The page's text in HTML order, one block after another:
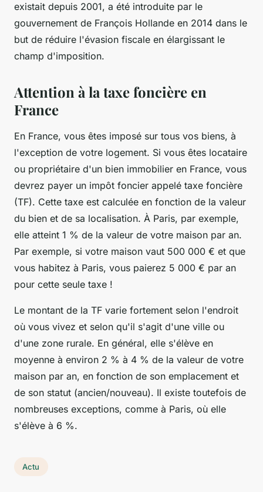
existait depuis 2001, a été introduite par le
gouvernement de François Hollande en 2014 dans le
but de réduire l'évasion fiscale en élargissant le
champ d'imposition.
Attention à la taxe foncière en
France
En France, vous êtes imposé sur tous vos biens, à
l'exception de votre logement. Si vous êtes locataire
ou propriétaire d'un bien immobilier en France, vous
devrez payer un impôt foncier appelé taxe foncière
(TF). Cette taxe est calculée en fonction de la valeur
du bien et de sa localisation. À Paris, par exemple,
elle atteint 1 % de la valeur de votre maison par an.
Par exemple, si votre maison vaut 500 000 € et que
vous habitez à Paris, vous paierez 5 000 € par an
pour cette seule taxe !
Le montant de la TF varie fortement selon l'endroit
où vous vivez et selon qu'il s'agit d'une ville ou
d'une zone rurale. En général, elle s'élève en
moyenne à environ 2 % à 4 % de la valeur de votre
maison par an, en fonction de son emplacement et
de son statut (ancien/nouveau). Il existe toutefois de
nombreuses exceptions, comme à Paris, où elle
s'élève à 6 %.
Actu